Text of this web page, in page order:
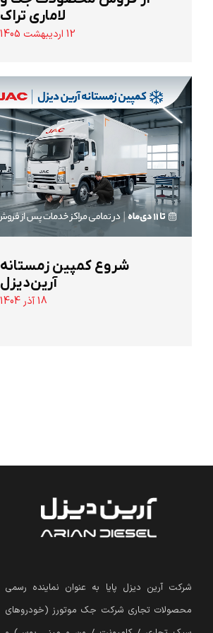
لاماری تراک
12 اردیبهشت 1405
شروع کمپین زمستانه
آرین‌دیزل
18 آذر 1404
شرکت آرین دیزل پایا به عنوان نماینده رسمی
محصولات تجاری شرکت جک موتورز (خودروهای